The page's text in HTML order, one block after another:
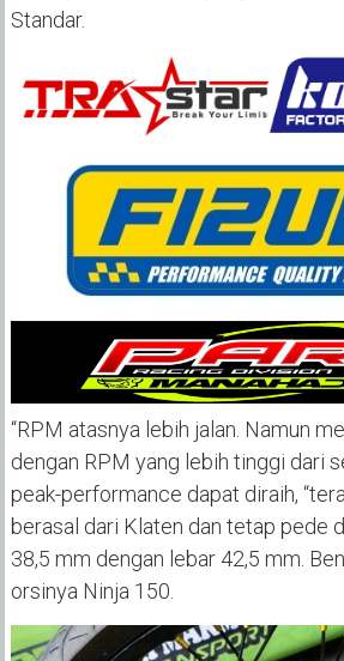
Standar.
“RPM atasnya lebih jalan. Namun
dengan RPM yang lebih tinggi dari
peak-performance dapat diraih,
berasal dari Klaten dan tetap pede
38,5 mm dengan lebar 42,5 mm.
orsinya Ninja 150.